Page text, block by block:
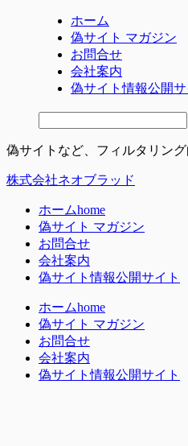
ホーム
偽サイト マガジン
お問合せ
会社案内
偽サイト情報公開サ
偽サイトなど、フィルタリン
株式会社ネオブラッド
ホームhome
偽サイト マガジン
お問合せ
会社案内
偽サイト情報公開サイト
ホームhome
偽サイト マガジン
お問合せ
会社案内
偽サイト情報公開サイト